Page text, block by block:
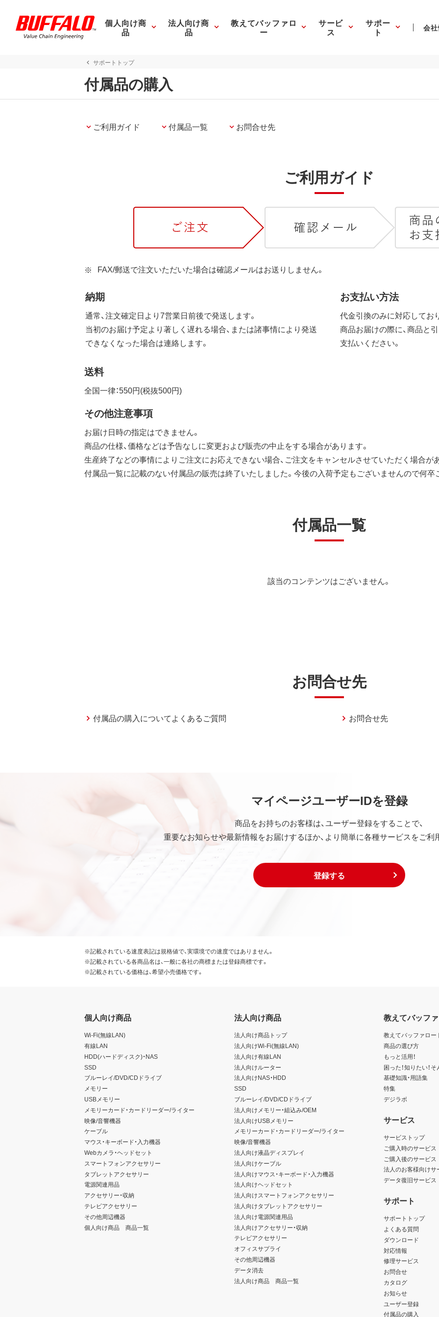
個人向け商
品
法人向け商
品
教えてバッファロ
ー
サービ
ス
サポー
ト 会
サポートトップ
付属品の購入
ご利用ガイド 付属品一覧 お問合せ先
ご利用ガイド
FAX/郵送で注文いただいた場合は確認メールはお送りしません。
納期
通常、注文確定日より7営業日前後で発送します。
当初のお届け予定より著しく遅れる場合、または諸事情により発送
できなくなった場合は連絡します。
お支払い方法
代金引換のみに対応してお
商品お届けの際に、商品と
支払いください。
送料
全国一律：550円(税抜500円)
その他注意事項
お届け日時の指定はできません。
商品の仕様、価格などは予告なしに変更および販売の中止をする場合があります。
生産終了などの事情によりご注文にお応えできない場合、ご注文をキャンセルさせていただく場合が
付属品一覧に記載のない付属品の販売は終了いたしました。今後の入荷予定もございませんので何卒
付属品一覧
該当のコンテンツはございません。
お問合せ先
付属品の購入についてよくあるご質問 お問合せ先
マイページユーザーIDを登録
商品をお持ちのお客様は、ユーザー登録をすることで、
重要なお知らせや最新情報をお届けするほか、より簡単に各種サービスをご利
登録する
※記載されている速度表記は規格値で、実環境での速度ではありません。
※記載されている各商品名は、一般に各社の商標または登録商標です。
※記載されている価格は、希望小売価格です。
個人向け商品
Wi-Fi(無線LAN)
有線LAN
HDD(ハードディスク)・NAS
SSD
ブルーレイ/DVD/CDドライブ
メモリー
USBメモリー
メモリーカード・カードリーダー/ライター
映像/音響機器
ケーブル
マウス・キーボード・入力機器
Webカメラ・ヘッドセット
スマートフォンアクセサリー
タブレットアクセサリー
電源関連用品
アクセサリー・収納
テレビアクセサリー
その他周辺機器
個人向け商品 商品一覧
法人向け商品
法人向け商品トップ
法人向けWi-Fi(無線LAN)
法人向け有線LAN
法人向けルーター
法人向けNAS・HDD
SSD
ブルーレイ/DVD/CDドライブ
法人向けメモリー・組込み/OEM
法人向けUSBメモリー
メモリーカード・カードリーダー/ライター
映像/音響機器
法人向け液晶ディスプレイ
法人向けケーブル
法人向けマウス・キーボード・入力機器
法人向けヘッドセット
法人向けスマートフォンアクセサリー
法人向けタブレットアクセサリー
法人向け電源関連用品
法人向けアクセサリー・収納
テレビアクセサリー
オフィスサプライ
その他周辺機器
データ消去
法人向け商品 商品一覧
教えてバッフ
教えてバッファロー
商品の選び方
もっと活用！
困った！知りたい！
基礎知識・用語集
特集
デジラボ
サービス
サービストップ
ご購入時のサービス
ご購入後のサービス
法人のお客様向けサ
データ復旧サービス
サポート
サポートトップ
よくある質問
ダウンロード
対応情報
修理サービス
お問合せ
カタログ
お知らせ
ユーザー登録
付属品の購入